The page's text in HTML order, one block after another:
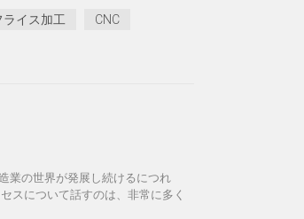
ライス加工
CNC
業の世界が発展し続けるにつれ
スについて話すのは、非常に多く